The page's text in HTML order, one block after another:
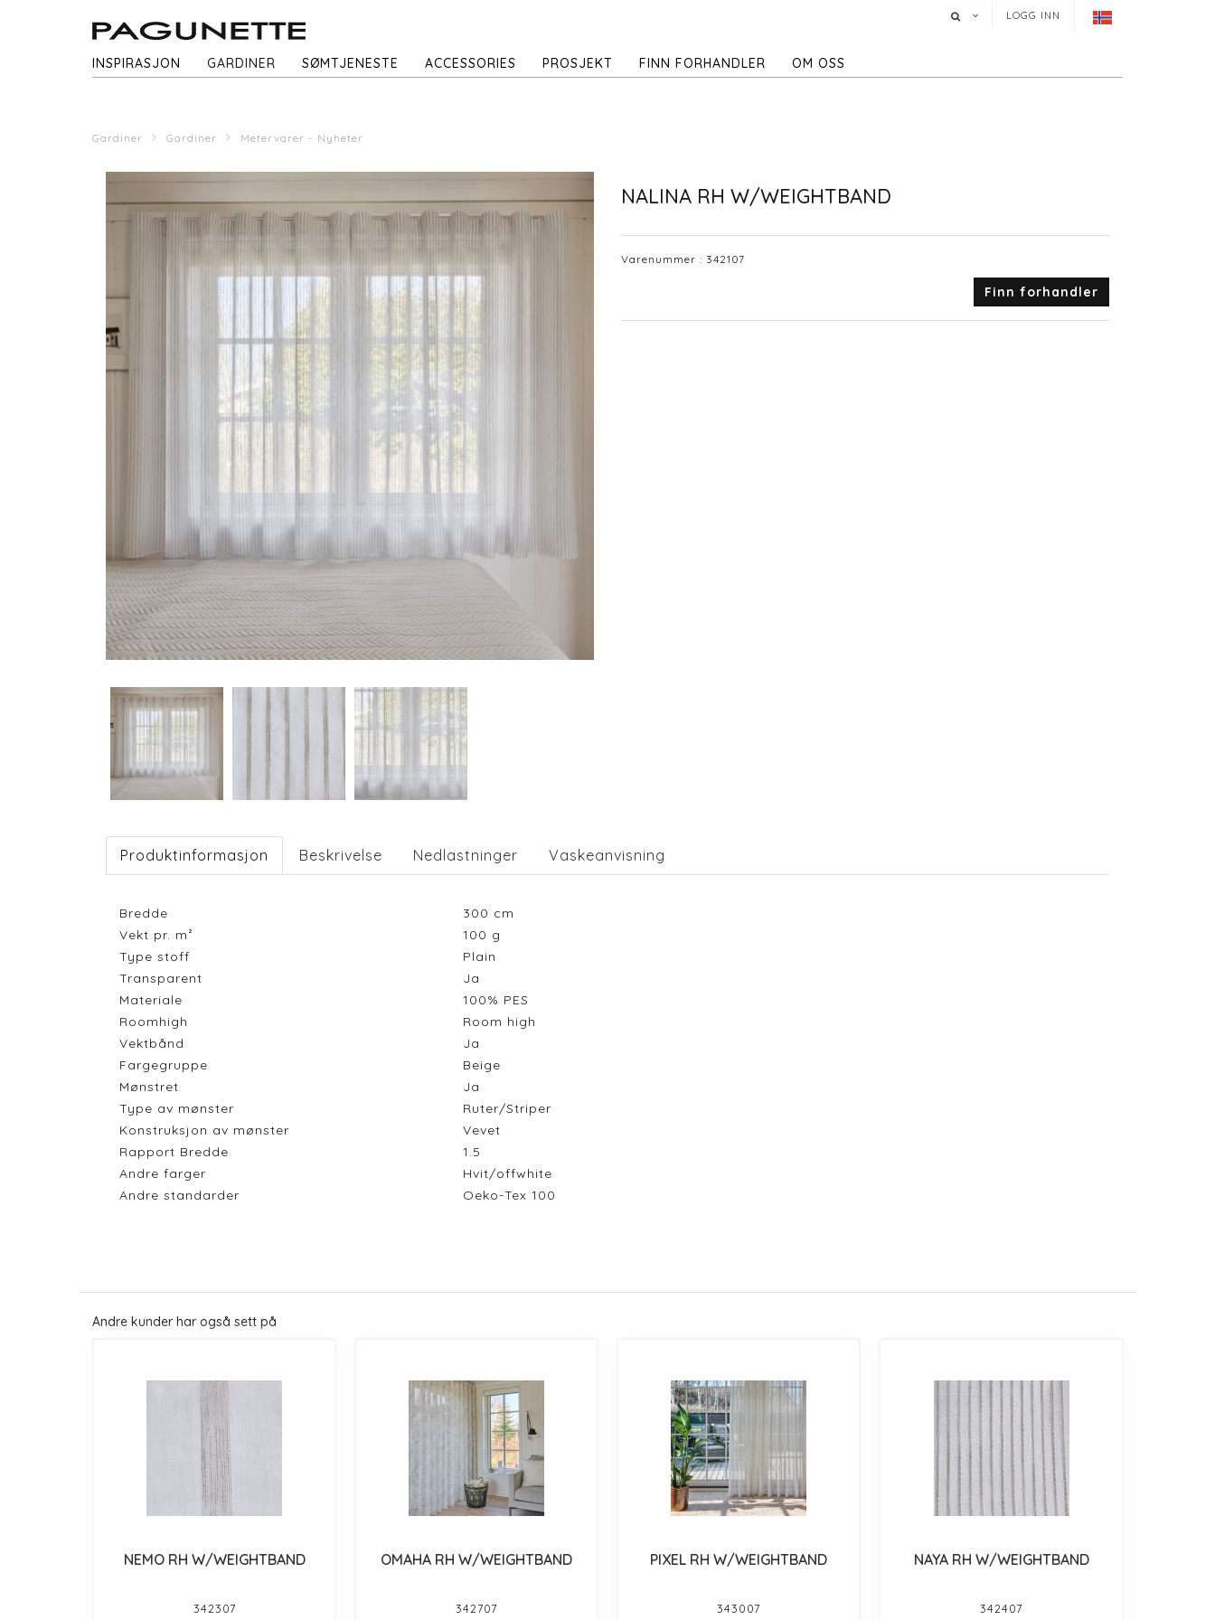
LOGG INN
INSPIRASJON GARDINER SØMTJENESTE ACCESSORIES PROSJEKT FINN FORHANDLER OM OSS
Gardiner Gardiner Metervarer - Nyheter
NALINA RH W/WEIGHTBAND
Varenummer : 342107
Finn forhandler
Produktinformasjon Beskrivelse Nedlastninger Vaskeanvisning
Bredde 300 cm
Vekt pr. m²
100 g
Type stoff
Plain
Transparent
Ja
Materiale
100% PES
Roomhigh
Room high
Vektbånd
Ja
Fargegruppe
Beige
Mønstret
Ja
Type av mønster
Ruter/Striper
Konstruksjon av mønster
Vevet
Rapport Bredde
1.5
Andre farger
Hvit/offwhite
Andre standarder
Oeko-Tex 100
Andre kunder har også sett på
NEMO RH W/WEIGHTBAND
342307
OMAHA RH W/WEIGHTBAND
342707
PIXEL RH W/WEIGHTBAND
343007
NAYA RH W/WEIGHTBAND
342407